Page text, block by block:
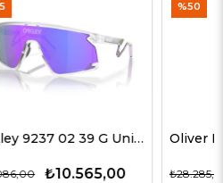
Oakley 9237 02 39 G Unisex Güneş Gözlükleri Oliver Peoples 5514SU 1678C5 51 G Unisex Güneş Gözlükleri
₺14.143,00
₺28.285,00